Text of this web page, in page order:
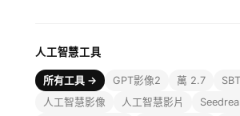
人工智慧工具
所有工具 → GPT影像2 萬 2.7
人工智慧影像
人工智慧影片